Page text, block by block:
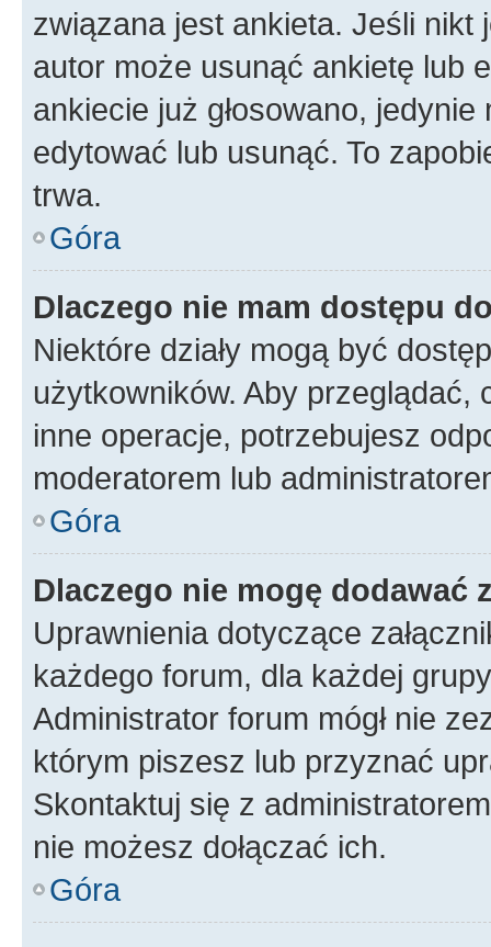
związana jest ankieta. Jeśli nikt
autor może usunąć ankietę lub
ankiecie już głosowano,
edytować lub usunąć. To
trwa.
Góra
Dlaczego nie mam dostępu
Niektóre działy mogą być
użytkowników. Aby
inne operacje, potrzebujesz
moderatorem lub
Góra
Dlaczego nie mogę dodawać
Uprawnienia dotyczące
każdego forum, dla każdej
Administrator forum mógł nie
którym piszesz lub przyznać
Skontaktuj się z
nie możesz dołączać ich.
Góra